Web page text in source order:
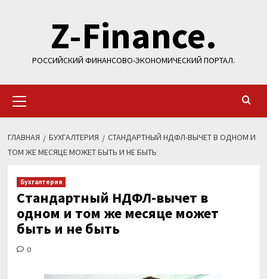
содержимомуZ-Finance.
РОССИЙСКИЙ ФИНАНСОВО-ЭКОНОМИЧЕСКИЙ ПОРТАЛ.
меню
ГЛАВНАЯ БУХГАЛТЕРИЯ
CТАНДАРТНЫЙ НДФЛ-ВЫЧЕТ В ОДНОМ И
ТОМ ЖЕ МЕСЯЦЕ МОЖЕТ БЫТЬ И НЕ БЫТЬ
Бухгалтерия
Cтандартный НДФЛ-вычет в
одном и том же месяце может
быть и не быть
0